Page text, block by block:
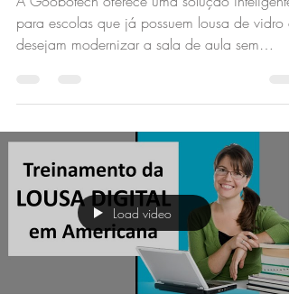
lousa digital
A Goobotech oferece uma solução inteligente
substituir a estrutura existente. Com a Lousa
Digital Portátil X500, é possível transformar a
lousa de vidro em uma lousa digital interativa,
aproveitando o que já está instalado e
reduzindo custos.
Load video